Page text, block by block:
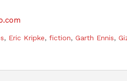
, Eric Kripke, fiction, Garth Ennis,